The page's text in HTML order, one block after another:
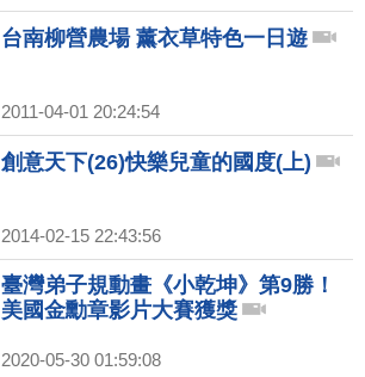
台南柳營農場 薰衣草特色一日遊
2011-04-01 20:24:54
創意天下(26)快樂兒童的國度(上)
2014-02-15 22:43:56
臺灣弟子規動畫《小乾坤》第9勝！
美國金勳章影片大賽獲獎
2020-05-30 01:59:08